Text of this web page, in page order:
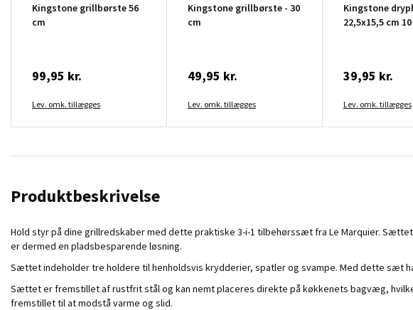
Kingstone grillbørste 56
cm
99,95 kr.
Lev. omk. tillægges
Kingstone grillbørste - 30
cm
49,95 kr.
Lev. omk. tillægges
Kingstone
22,5x15,5 cm
39,95 kr.
Lev. omk. tillægges
Produktbeskrivelse
Hold styr på dine grillredskaber med dette praktiske 3-i-1 tilbehørssæt fra Le Marquier.
er dermed en pladsbesparende løsning.
Sættet indeholder tre holdere til henholdsvis krydderier, spatler og svampe. Med dette sæt
Sættet er fremstillet af rustfrit stål og kan nemt placeres direkte på køkkenets bagvæg,
fremstillet til at modstå varme og slid.